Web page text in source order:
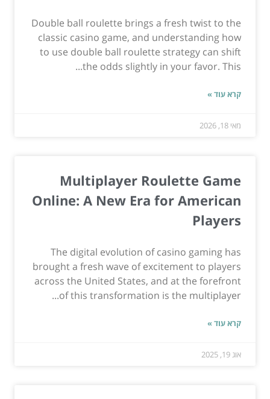
Double ball roulette brings a fresh twist to the
classic casino game, and understanding how
to use double ball roulette strategy can shift
the odds slightly in your favor. This...
קרא עוד »
מאי 18, 2026
Multiplayer Roulette Game
Online: A New Era for American
Players
The digital evolution of casino gaming has
brought a fresh wave of excitement to players
across the United States, and at the forefront
of this transformation is the multiplayer...
קרא עוד »
אוג 19, 2025